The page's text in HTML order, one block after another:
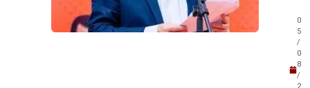
0
5
/
0
8
/
2